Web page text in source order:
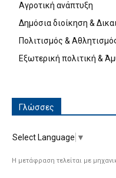
Αγροτική ανάπτυξη
Δημόσια διοίκηση &
Πολιτισμός &
Εξωτερική πολιτική &
Γλώσσες
Select Language ▼
Η μετάφραση τελείται με